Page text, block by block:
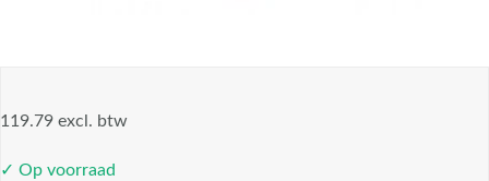
119.79 excl. btw
✓ Op voorraad